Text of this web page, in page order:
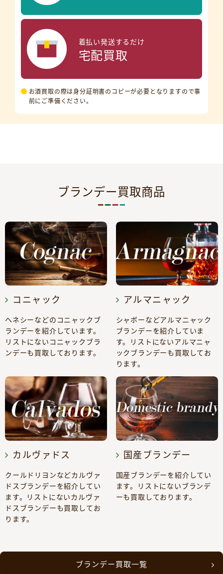
着払い発送するだけ
宅配買取
お酒買取の際は身分証明書のコピーが必要となりますので事
前にご準備ください。
ブランデー買取商品
コニャック
ヘネシーなどのコニャックブ
ランデーを紹介しています。
リストにないコニャックブラ
ンデーも買取しております。
アルマニャック
シャボーなどアルマニャック
ブランデーを紹介していま
す。リストにないアルマニャ
ックブランデーも買取してお
ります。
カルヴァドス
クールドリヨンなどカルヴァ
ドスブランデーを紹介してい
ます。リストにないカルヴァ
ドスブランデーも買取してお
ります。
国産ブランデー
国産ブランデーを紹介してい
ます。リストにないブランデ
ーも買取しております。
ブランデー買取一覧